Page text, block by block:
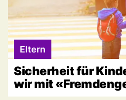
Eltern
Sicherheit für
wir mit